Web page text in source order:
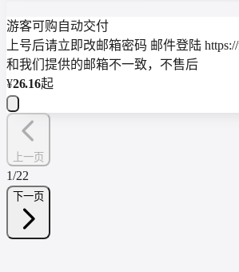
游客可购自动交付
上号后请立即改邮箱密码 邮件登陆
和我们提供的邮箱不一致，不售后
¥26.16起
上一页
1/22
下一页